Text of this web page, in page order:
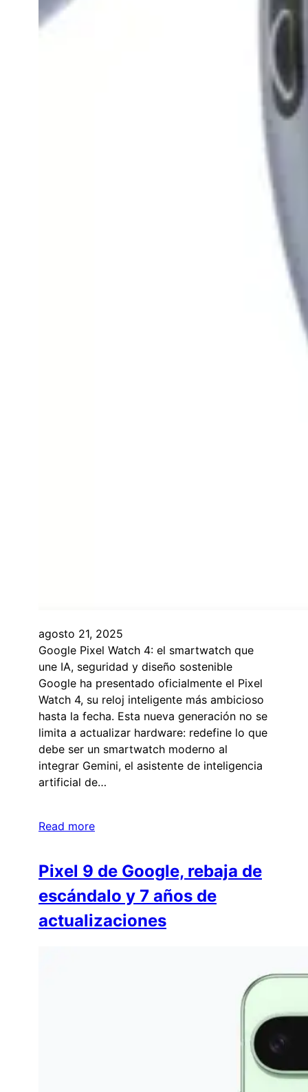
agosto 21, 2025
Google Pixel Watch 4: el smartwatch que
une IA, seguridad y diseño sostenible
Google ha presentado oficialmente el Pixel
Watch 4, su reloj inteligente más ambicioso
hasta la fecha. Esta nueva generación no se
limita a actualizar hardware: redefine lo que
debe ser un smartwatch moderno al
integrar Gemini, el asistente de inteligencia
artificial de…
Read more
Pixel 9 de Google, rebaja de
escándalo y 7 años de
actualizaciones